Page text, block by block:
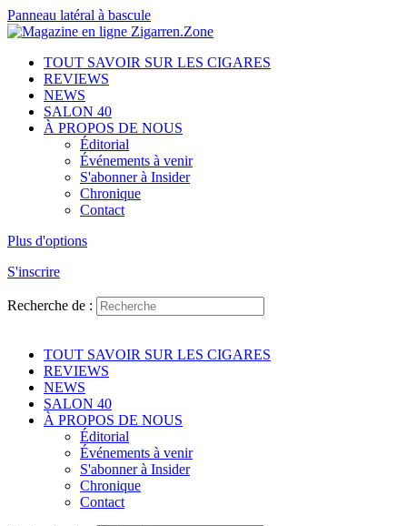
Panneau latéral à bascule
TOUT SAVOIR SUR LES CIGARES
REVIEWS
NEWS
SALON 40
À PROPOS DE NOUS
Éditorial
Événements à venir
S'abonner à Insider
Chronique
Contact
Plus d'options
S'inscrire
Recherche de :
TOUT SAVOIR SUR LES CIGARES
REVIEWS
NEWS
SALON 40
À PROPOS DE NOUS
Éditorial
Événements à venir
S'abonner à Insider
Chronique
Contact